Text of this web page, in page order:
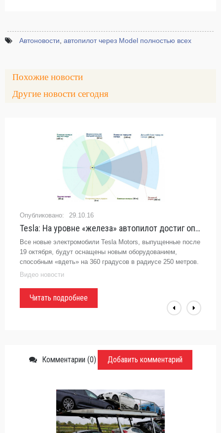
Автоновости, автопилот через Model полностью всех
Похожие новости
Другие новости сегодня
29.10.16
Tesla: На уровне «железа» автопилот достиг оптимального уровня (видео) - «Видео»
Все новые электромобили Tesla Motors, выпущенные после
19 октября, будут оснащены новым оборудованием,
способным «вдеть» на 360 градусов в радиусе 250 метров.
«Система обеспечивает взгляд на мир, который ...
Видео новости
Читать подробнее
Комментарии (0) Добавить комментарий